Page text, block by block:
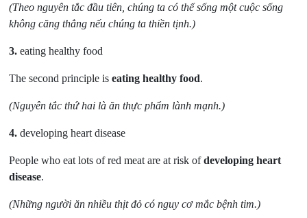
(Theo nguyên tắc đầu tiên, chúng ta có thể sống một cuộc sống
không căng thẳng nếu chúng ta thiền tịnh.)
3. eating healthy food
The second principle iseating healthy food.
(Nguyên tắc thứ hai là ăn thực phẩm lành mạnh.)
4. developing heart disease
People who eat lots of red meat are at risk ofdeveloping heart
disease.
(Những người ăn nhiều thịt đỏ có nguy cơ mắc bệnh tim.)